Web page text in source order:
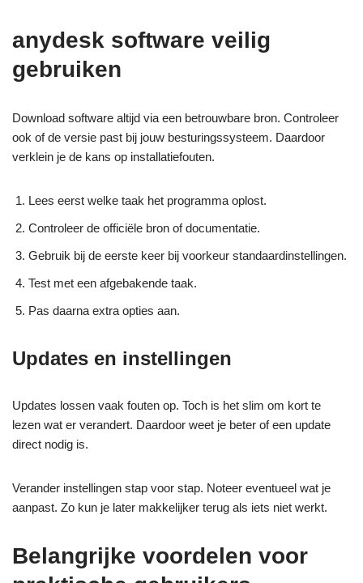
anydesk software veilig
gebruiken
Download software altijd via een betrouwbare bron. Controleer
ook of de versie past bij jouw besturingssysteem. Daardoor
verklein je de kans op installatiefouten.
Lees eerst welke taak het programma oplost.
Controleer de officiële bron of documentatie.
Gebruik bij de eerste keer bij voorkeur standaardinstellingen.
Test met een afgebakende taak.
Pas daarna extra opties aan.
Updates en instellingen
Updates lossen vaak fouten op. Toch is het slim om kort te
lezen wat er verandert. Daardoor weet je beter of een update
direct nodig is.
Verander instellingen stap voor stap. Noteer eventueel wat je
aanpast. Zo kun je later makkelijker terug als iets niet werkt.
Belangrijke voordelen voor